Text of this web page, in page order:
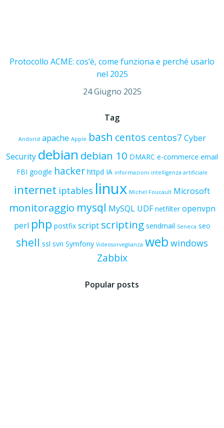
Protocollo ACME: cos’è, come funziona e perché usarlo
nel 2025
24 Giugno 2025
Tag
Andorid apache Apple bash centos centos7 Cyber
Security debian debian 10 DMARC e-commerce email
FBI google hacker httpd IA informazioni intelligenza artificiale
internet iptables linux Michel Foucault Microsoft
monitoraggio mysql MySQL UDF netfilter openvpn
perl php postfix script scripting sendmail Seneca seo
shell ssl svn Symfony Videosorveglianza web windows
Zabbix
Popular posts